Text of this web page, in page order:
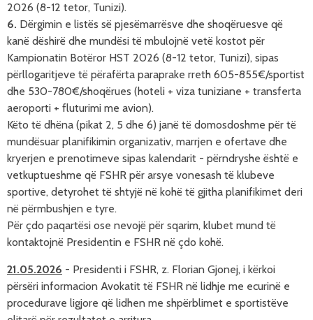
2026 (8-12 tetor, Tunizi).
6. Dërgimin e listës së pjesëmarrësve dhe shoqëruesve që
kanë dëshirë dhe mundësi të mbulojnë vetë kostot për
Kampionatin Botëror HST 2026 (8-12 tetor, Tunizi), sipas
përllogaritjeve të përafërta paraprake rreth 605-855€/sportist
dhe 530-780€/shoqërues (hoteli + viza tuniziane + transferta
aeroporti + fluturimi me avion).
Këto të dhëna (pikat 2, 5 dhe 6) janë të domosdoshme për të
mundësuar planifikimin organizativ, marrjen e ofertave dhe
kryerjen e prenotimeve sipas kalendarit - përndryshe është e
vetkuptueshme që FSHR për arsye vonesash të klubeve
sportive, detyrohet të shtyjë në kohë të gjitha planifikimet deri
në përmbushjen e tyre.
Për çdo paqartësi ose nevojë për sqarim, klubet mund të
kontaktojnë Presidentin e FSHR në çdo kohë.
21.05.2026 - Presidenti i FSHR, z. Florian Gjonej, i kërkoi
përsëri informacion Avokatit të FSHR në lidhje me ecurinë e
procedurave ligjore që lidhen me shpërblimet e sportistëve